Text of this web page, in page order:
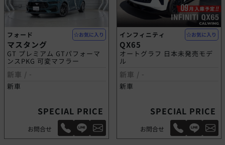
お気に入り
フォード
マスタング
GT プレミアム GTパフォーマ
ンスPKG 可変マフラー
新車 / -
新車
SPECIAL PRICE
お問合せ
お気に入り
インフィニティ
QX65
オートグラフ 日本未発売モデ
ル
新車 / -
新車
SPECIAL PRICE
お問合せ